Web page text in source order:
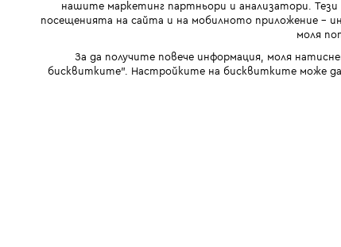
нашите маркетинг партньори и анализатори. Тези
посещенията на сайта и на мобилното приложение -
моля
За да получите повече информация, моля
бисквитките". Настройките на бисквитките може